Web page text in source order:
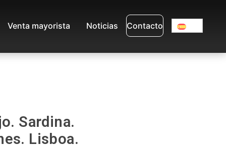
Venta mayorista Noticias Contacto
Sardina.
Lisboa.